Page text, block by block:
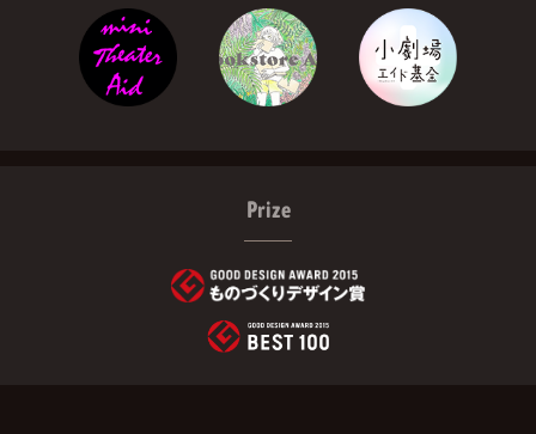
Prize